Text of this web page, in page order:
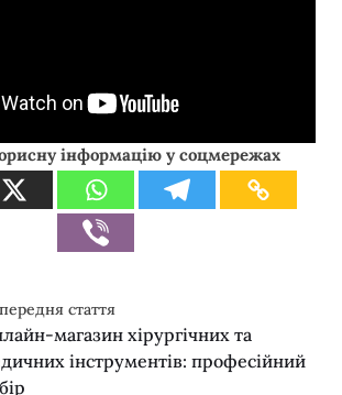
інформацію у соцмережах
стаття
магазин хірургічних та
інструментів: професійний